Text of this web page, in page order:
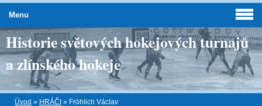
Historie světových hokejových turnajů
a zlínského hokeje
Úvod » HRÁČI » Fröhlich Václav
Menu